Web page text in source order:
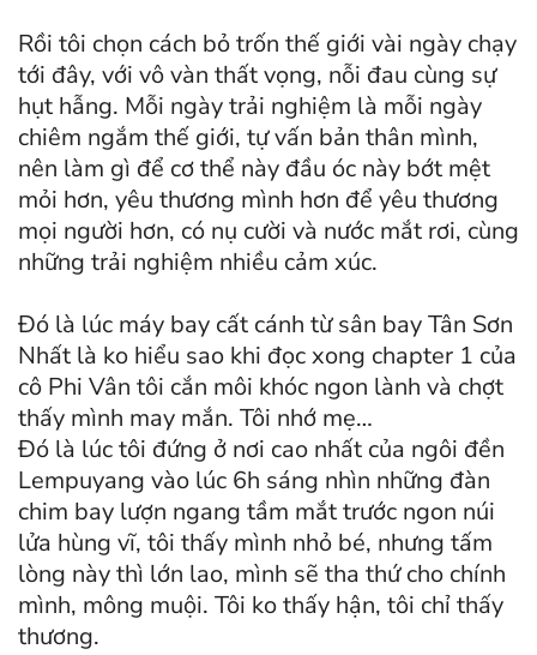
Rồi tôi chọn cách bỏ trốn thế giới vài ngày chạy
tới đây, với vô vàn thất vọng, nỗi đau cùng sự
hụt hẫng. Mỗi ngày trải nghiệm là mỗi ngày
chiêm ngắm thế giới, tự vấn bản thân mình,
nên làm gì để cơ thể này đầu óc này bớt mệt
mỏi hơn, yêu thương mình hơn để yêu thương
mọi người hơn, có nụ cười và nước mắt rơi, cùng
những trải nghiệm nhiều cảm xúc.
Đó là lúc máy bay cất cánh từ sân bay Tân Sơn
Nhất là ko hiểu sao khi đọc xong chapter 1 của
cô Phi Vân tôi cắn môi khóc ngon lành và chợt
thấy mình may mắn. Tôi nhớ mẹ…
Đó là lúc tôi đứng ở nơi cao nhất của ngôi đền
Lempuyang vào lúc 6h sáng nhìn những đàn
chim bay lượn ngang tầm mắt trước ngon núi
lửa hùng vĩ, tôi thấy mình nhỏ bé, nhưng tấm
lòng này thì lớn lao, mình sẽ tha thứ cho chính
mình, mông muội. Tôi ko thấy hận, tôi chỉ thấy
thương.